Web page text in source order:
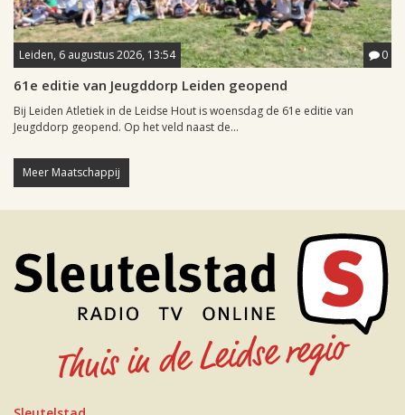
Leiden, 6 augustus 2026, 13:54 0
61e editie van Jeugddorp Leiden geopend
Bij Leiden Atletiek in de Leidse Hout is woensdag de 61e editie van
Jeugddorp geopend. Op het veld naast de...
Meer Maatschappij